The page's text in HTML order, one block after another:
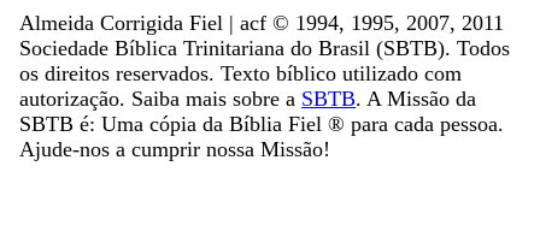
Almeida Corrigida Fiel | acf ©️ 1994, 1995, 2007, 2011
Sociedade Bíblica Trinitariana do Brasil (SBTB). Todos
os direitos reservados. Texto bíblico utilizado com
autorização. Saiba mais sobre a SBTB. A Missão da
SBTB é: Uma cópia da Bíblia Fiel ®️ para cada pessoa.
Ajude-nos a cumprir nossa Missão!